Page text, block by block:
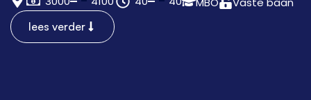
lees verder